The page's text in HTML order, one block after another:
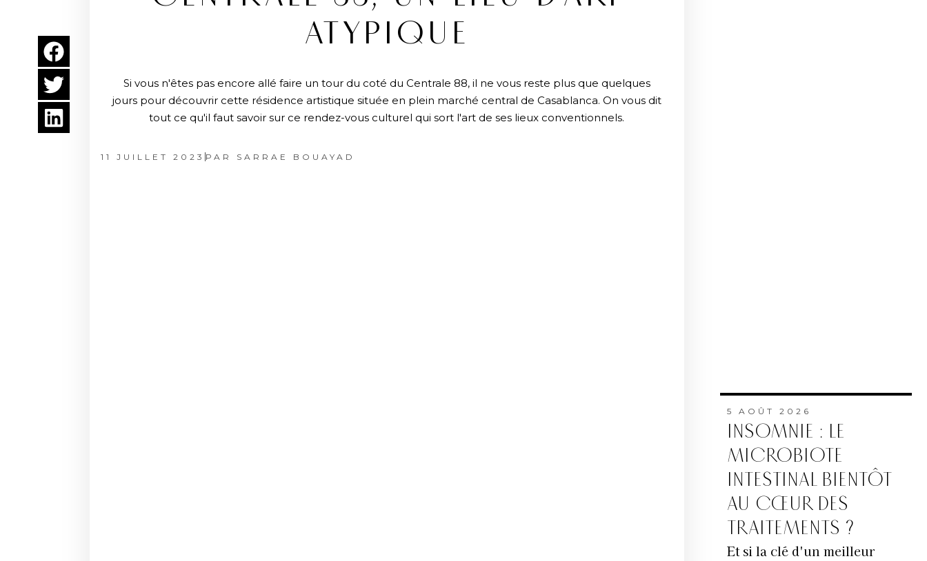
ATYPIQUE
Si vous n'êtes pas encore allé faire un tour du coté du Centrale 88, il ne vous reste plus que quelques
jours pour découvrir cette résidence artistique située en plein marché central de Casablanca. On vous dit
tout ce qu'il faut savoir sur ce rendez-vous culturel qui sort l'art de ses lieux conventionnels.
11 JUILLET 2023 PAR SARRAE BOUAYAD
5 AOÛT 2026
INSOMNIE : LE
MICROBIOTE
INTESTINAL BIENTÔT
AU CŒUR DES
TRAITEMENTS ?
Et si la clé d'un meilleur